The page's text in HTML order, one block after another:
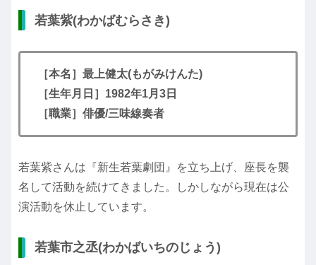
若葉紫(わかばむらさき)
［本名］最上健太(もがみけんた)
［生年月日］1982年1月3日
［職業］俳優/三味線奏者
若葉紫さんは『新生若葉劇団』を立ち上げ、座長を襲
名して活動を続けてきました。しかしながら現在は公
演活動を休止しています。
若葉市之丞(わかばいちのじょう)